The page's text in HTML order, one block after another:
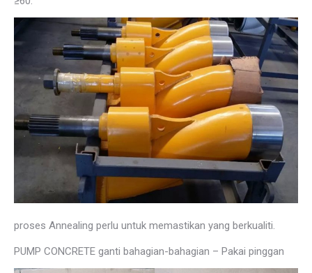
proses Annealing perlu untuk memastikan yang berkualiti.
PUMP CONCRETE ganti bahagian-bahagian – Pakai pinggan